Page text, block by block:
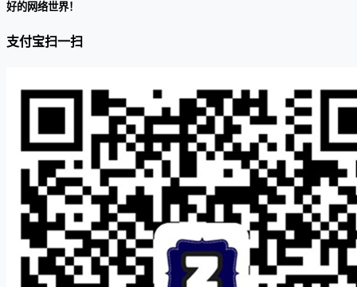
好的网络世界！
支付宝扫一扫